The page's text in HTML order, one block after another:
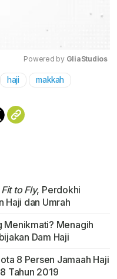
Mute
Powered by GliaStudios
haji makkah
Fit to Fly, Perdokhi
Haji dan Umrah
Menikmati? Menagih
Dam Haji
8 Persen Jamaah Haji
Tahun 2019